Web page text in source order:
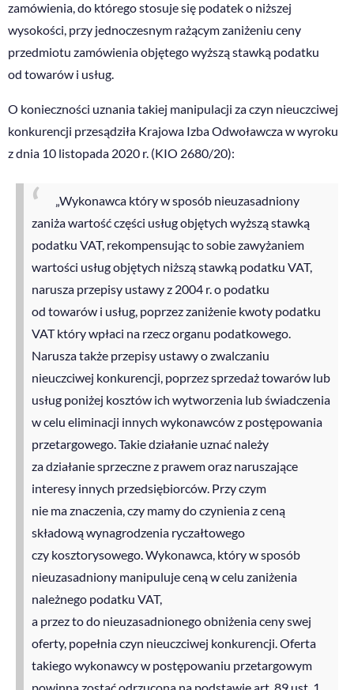
zamówienia, do którego stosuje się podatek o niższej
wysokości, przy jednoczesnym rażącym zaniżeniu ceny
przedmiotu zamówienia objętego wyższą stawką podatku
od towarów i usług.
O konieczności uznania takiej manipulacji za czyn nieuczciwej
konkurencji przesądziła Krajowa Izba Odwoławcza w wyroku
z dnia 10 listopada 2020 r. (KIO 2680/20):
„Wykonawca który w sposób nieuzasadniony
zaniża wartość części usług objętych wyższą stawką
podatku VAT, rekompensując to sobie zawyżaniem
wartości usług objętych niższą stawką podatku VAT,
narusza przepisy ustawy z 2004 r. o podatku
od towarów i usług, poprzez zaniżenie kwoty podatku
VAT który wpłaci na rzecz organu podatkowego.
Narusza także przepisy ustawy o zwalczaniu
nieuczciwej konkurencji, poprzez sprzedaż towarów lub
usług poniżej kosztów ich wytworzenia lub świadczenia
w celu eliminacji innych wykonawców z postępowania
przetargowego. Takie działanie uznać należy
za działanie sprzeczne z prawem oraz naruszające
interesy innych przedsiębiorców. Przy czym
nie ma znaczenia, czy mamy do czynienia z ceną
składową wynagrodzenia ryczałtowego
czy kosztorysowego. Wykonawca, który w sposób
nieuzasadniony manipuluje ceną w celu zaniżenia
należnego podatku VAT,
a przez to do nieuzasadnionego obniżenia ceny swej
oferty, popełnia czyn nieuczciwej konkurencji. Oferta
takiego wykonawcy w postępowaniu przetargowym